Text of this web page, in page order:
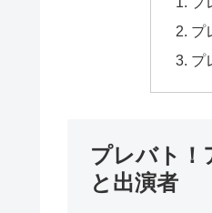
プ
プ
プレバト！
と出演者